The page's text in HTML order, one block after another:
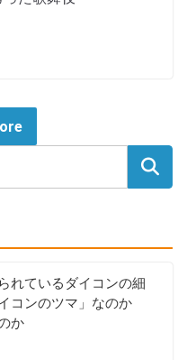
れているダイコンの細
コンのツマ」なのか
か